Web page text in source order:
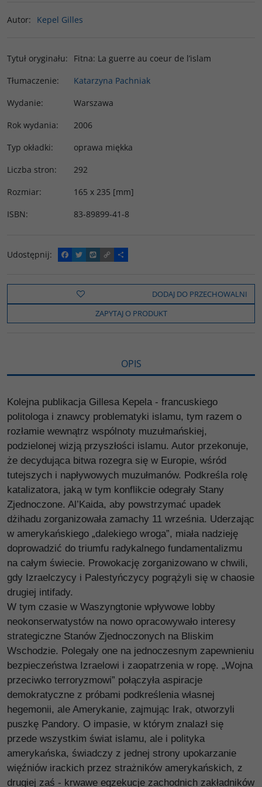
Autor: Kepel Gilles
Tytuł oryginału:
Fitna: La guerre au coeur de l’islam
Tłumaczenie:
Katarzyna Pachniak
Wydanie:
Warszawa
Rok wydania:
2006
Typ okładki:
oprawa miękka
Liczba stron:
292
Rozmiar:
165 x 235 [mm]
ISBN: 83-89899-41-8
Udostępnij:
F
a
e
o
k
T
w
t
t
e
W
y
o
C
o
y
i
n
k
P
o
z
e
l
s
DODAJ DO PRZECHOWALNI
ZAPYTAJ O PRODUKT
OPIS
Kolejna publikacja Gillesa Kepela - francuskiego
politologa i znawcy problematyki islamu, tym razem o
rozłamie wewnątrz wspólnoty muzułmańskiej,
podzielonej wizją przyszłości islamu. Autor przekonuje,
że decydująca bitwa rozegra się w Europie, wśród
tutejszych i napływowych muzułmanów. Podkreśla rolę
katalizatora, jaką w tym konflikcie odegrały Stany
Zjednoczone. Al’Kaida, aby powstrzymać upadek
dżihadu zorganizowała zamachy 11 września. Uderzając
w amerykańskiego „dalekiego wroga”, miała nadzieję
doprowadzić do triumfu radykalnego fundamentalizmu
na całym świecie. Prowokację zorganizowano w chwili,
gdy Izraelczycy i Palestyńczycy pogrążyli się w chaosie
drugiej intifady.
W tym czasie w Waszyngtonie wpływowe lobby
neokonserwatystów na nowo opracowywało interesy
strategiczne Stanów Zjednoczonych na Bliskim
Wschodzie. Polegały one na jednoczesnym zapewnieniu
bezpieczeństwa Izraelowi i zaopatrzenia w ropę. „Wojna
przeciwko terroryzmowi” połączyła aspiracje
demokratyczne z próbami podkreślenia własnej
hegemonii, ale Amerykanie, zajmując Irak, otworzyli
puszkę Pandory. O impasie, w którym znalazł się
przede wszystkim świat islamu, ale i polityka
amerykańska, świadczy z jednej strony upokarzanie
więźniów irackich przez strażników amerykańskich, z
drugiej zaś - krwawe egzekucje zachodnich zakładników